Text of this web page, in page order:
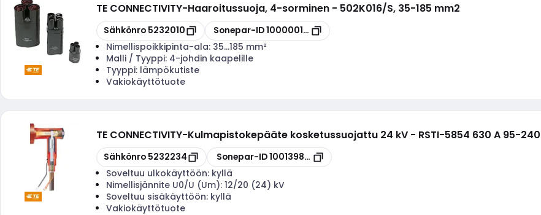
TE CONNECTIVITY-Haaroitussuoja, 4-sorminen - 502K016/S, 35-185 mm2
Kopioi
Sähkönro 5232010 Kopioi
Sonepar-ID100000106
Nimellispoikkipinta-ala: 35...185 mm²
Malli / Tyyppi: 4-johdin kaapelille
Tyyppi: lämpökutiste
Vakiokäyttötuote
TE CONNECTIVITY-Kulmapistokepääte kosketussuojattu 24 kV - RSTI-5854 630 A 95-
Kopioi
Sähkönro 5232234 Kopioi
Sonepar-ID100139885
Soveltuu ulkokäyttöön: kyllä
Nimellisjännite U0/U (Um): 12/20 (24) kV
Soveltuu sisäkäyttöön: kyllä
Vakiokäyttötuote